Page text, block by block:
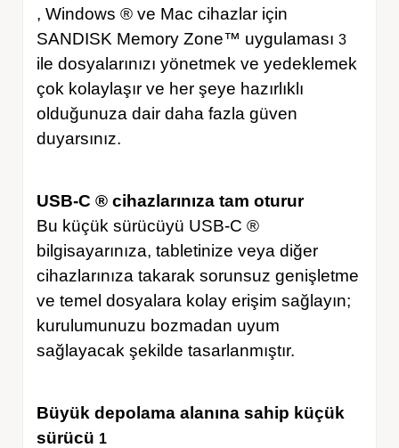
, Windows ® ve Mac cihazlar için
SANDISK Memory Zone™ uygulaması 3
ile dosyalarınızı yönetmek ve yedeklemek
çok kolaylaşır ve her şeye hazırlıklı
olduğunuza dair daha fazla güven
duyarsınız.
USB-C ® cihazlarınıza tam oturur
Bu küçük sürücüyü USB-C ®
bilgisayarınıza, tabletinize veya diğer
cihazlarınıza takarak sorunsuz genişletme
ve temel dosyalara kolay erişim sağlayın;
kurulumunuzu bozmadan uyum
sağlayacak şekilde tasarlanmıştır.
Büyük depolama alanına sahip küçük
sürücü 1